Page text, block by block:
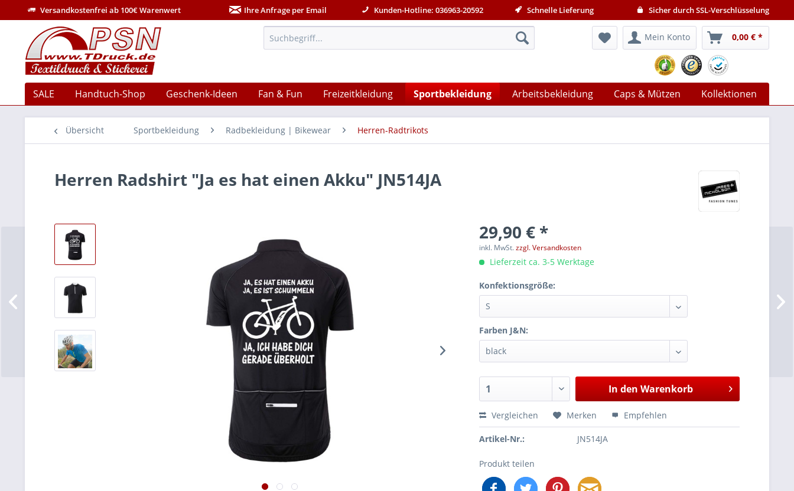
Versandkostenfrei ab 100€ Warenwert Ihre Anfrage per Email Kunden-Hotline: 036963-20592 Schnelle Lieferung Sicher durch SSL-Verschlüsselung
Mein Konto 0,00 € *
SALE Handtuch-Shop Geschenk-Ideen Fan & Fun Freizeitkleidung Sportbekleidung Arbeitsbekleidung Caps & Mützen Kollektionen
Übersicht Sportbekleidung Radbekleidung | Bikewear Herren-Radtrikots
Herren Radshirt "Ja es hat einen Akku" JN514JA
29,90 € *
inkl. MwSt.zzgl. Versandkosten
Lieferzeit ca. 3-5 Werktage
Konfektionsgröße:
Farben J&N:
In den Warenkorb
Vergleichen Merken Empfehlen
Artikel-Nr.: JN514JA
Produkt teilen